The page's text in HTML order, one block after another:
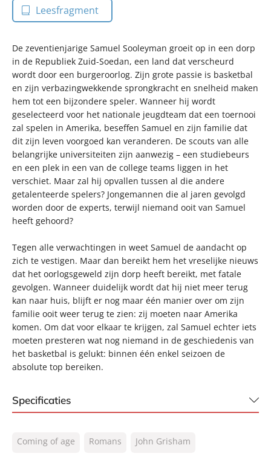
Leesfragment
De zeventienjarige Samuel Sooleyman groeit op in een dorp
in de Republiek Zuid-Soedan, een land dat verscheurd
wordt door een burgeroorlog. Zijn grote passie is basketbal
en zijn verbazingwekkende sprongkracht en snelheid maken
hem tot een bijzondere speler. Wanneer hij wordt
geselecteerd voor het nationale jeugdteam dat een toernooi
zal spelen in Amerika, beseffen Samuel en zijn familie dat
dit zijn leven voorgoed kan veranderen. De scouts van alle
belangrijke universiteiten zijn aanwezig – een studiebeurs
en een plek in een van de college teams liggen in het
verschiet. Maar zal hij opvallen tussen al die andere
getalenteerde spelers? Jongemannen die al jaren gevolgd
worden door de experts, terwijl niemand ooit van Samuel
heeft gehoord?
Tegen alle verwachtingen in weet Samuel de aandacht op
zich te vestigen. Maar dan bereikt hem het vreselijke nieuws
dat het oorlogsgeweld zijn dorp heeft bereikt, met fatale
gevolgen. Wanneer duidelijk wordt dat hij niet meer terug
kan naar huis, blijft er nog maar één manier over om zijn
familie ooit weer terug te zien: zij moeten naar Amerika
komen. Om dat voor elkaar te krijgen, zal Samuel echter iets
moeten presteren wat nog niemand in de geschiedenis van
het basketbal is gelukt: binnen één enkel seizoen de
absolute top bereiken.
Specificaties
NUR:
302
Coming of age Romans John Grisham